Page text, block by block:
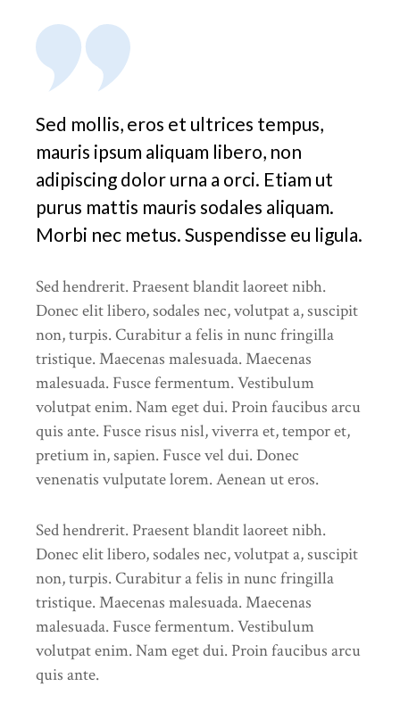
Sed mollis, eros et ultrices tempus,
mauris ipsum aliquam libero, non
adipiscing dolor urna a orci. Etiam ut
purus mattis mauris sodales aliquam.
Morbi nec metus. Suspendisse eu ligula.
Sed hendrerit. Praesent blandit laoreet nibh.
Donec elit libero, sodales nec, volutpat a, suscipit
non, turpis. Curabitur a felis in nunc fringilla
tristique. Maecenas malesuada. Maecenas
malesuada. Fusce fermentum. Vestibulum
volutpat enim. Nam eget dui. Proin faucibus arcu
quis ante. Fusce risus nisl, viverra et, tempor et,
pretium in, sapien. Fusce vel dui. Donec
venenatis vulputate lorem. Aenean ut eros.
Sed hendrerit. Praesent blandit laoreet nibh.
Donec elit libero, sodales nec, volutpat a, suscipit
non, turpis. Curabitur a felis in nunc fringilla
tristique. Maecenas malesuada. Maecenas
malesuada. Fusce fermentum. Vestibulum
volutpat enim. Nam eget dui. Proin faucibus arcu
quis ante.